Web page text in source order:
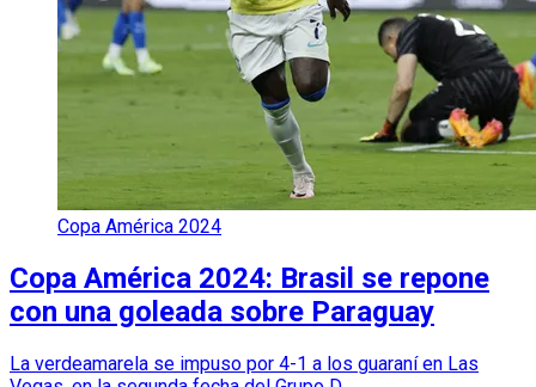
Copa América 2024
Copa América 2024: Brasil se repone
con una goleada sobre Paraguay
La verdeamarela se impuso por 4-1 a los guaraní en Las